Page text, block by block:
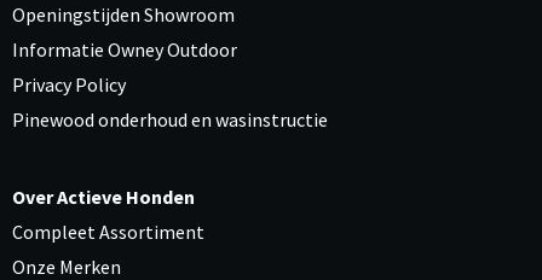
Openingstijden Showroom
Informatie Owney Outdoor
Privacy Policy
Pinewood onderhoud en wasinstructie
Over Actieve Honden
Compleet Assortiment
Onze Merken